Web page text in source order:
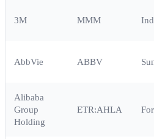
3M MMM
AbbVie ABBV
Alibaba
Group
Holding
ETR:AHLA